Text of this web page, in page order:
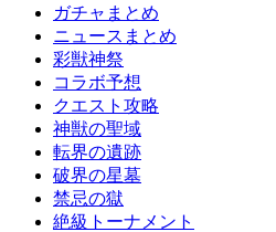
ガチャまとめ
ニュースまとめ
彩獣神祭
コラボ予想
クエスト攻略
神獣の聖域
転界の遺跡
破界の星墓
禁忌の獄
絶級トーナメント